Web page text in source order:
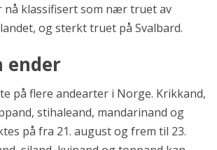
nå klassifisert som nær truet av
og sterkt truet på Svalbard.
ender
på flere andearter i Norge. Krikkand,
stihaleand, mandarinand og
på fra 21. august og frem til 23.